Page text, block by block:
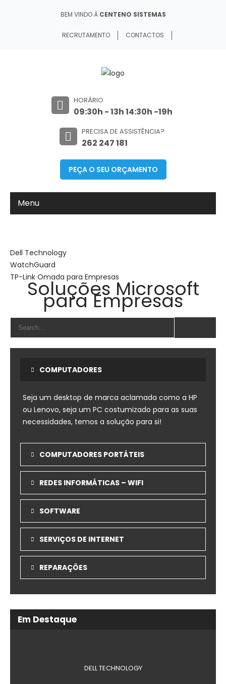
BEM VINDO À CENTENO SISTEMAS
RECRUTAMENTO CONTACTOS
HORÁRIO
09:30h - 13h 14:30h -19h
PRECISA DE ASSISTÊNCIA?
262 247 181
PEÇA O SEU ORÇAMENTO
Menu
Dell Technology
WatchGuard
TP-Link Omada para Empresas
Soluções Microsoft
para Empresas
COMPUTADORES
Seja um desktop de marca aclamada como a HP
ou Lenovo, seja um PC costumizado para as suas
necessidades, temos a solução para si!
COMPUTADORES PORTÁTEIS
REDES INFORMÁTICAS – WIFI
SOFTWARE
SERVIÇOS DE INTERNET
REPARAÇÕES
Em Destaque
DELL TECHNOLOGY